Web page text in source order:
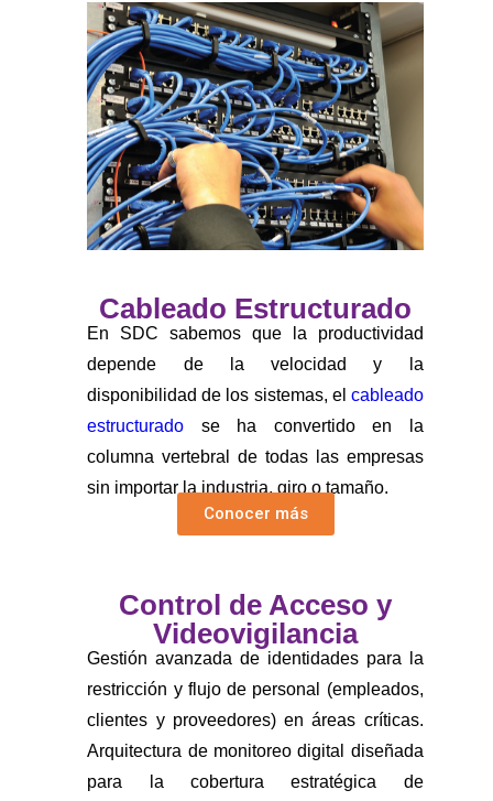
Cableado Estructurado
En SDC sabemos que la productividad
depende de la velocidad y la
disponibilidad de los sistemas, el cableado
estructurado se ha convertido en la
columna vertebral de todas las empresas
sin importar la industria, giro o tamaño.
Conocer más
Control de Acceso y
Videovigilancia
Gestión avanzada de identidades para la
restricción y flujo de personal (empleados,
clientes y proveedores) en áreas críticas.
Arquitectura de monitoreo digital diseñada
para la cobertura estratégica de